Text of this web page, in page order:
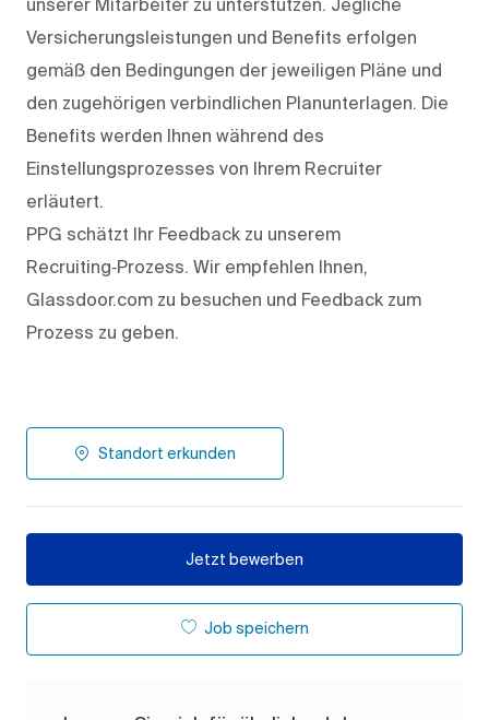
unserer Mitarbeiter zu unterstützen. Jegliche
Versicherungsleistungen und Benefits erfolgen
gemäß den Bedingungen der jeweiligen Pläne und
den zugehörigen verbindlichen Planunterlagen. Die
Benefits werden Ihnen während des
Einstellungsprozesses von Ihrem Recruiter
erläutert.
PPG schätzt Ihr Feedback zu unserem
Recruiting‑Prozess. Wir empfehlen Ihnen,
Glassdoor.com zu besuchen und Feedback zum
Prozess zu geben.
Standort erkunden
Jetzt bewerben
Job speichern